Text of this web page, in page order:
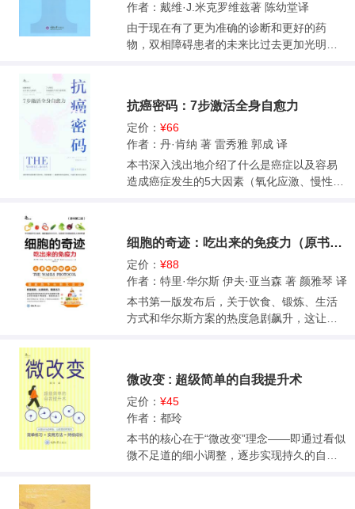
作者在哈佛医学院20余年的研究和临床实
践，形成了围绕认知行为疗法展开的六星期
失眠计划，通过认知重构、放松疗法等技巧
地知道为了战胜失眠，你需要做什么以及应
该如何去做。 本书将帮助你： 明白对睡眠的
焦虑和不良睡眠习惯是如何让你睡不着的？
了解常用安眠药的副作用以及如何有效地停
止或减少安眠药的服用； 改变有关睡眠的消
极想法，并建立促进睡眠的行为和生活方
作者：戴维·J.米克罗维兹著 陈幼堂译
由于现在有了更为准确的诊断和更好的药
物，双相障碍患者的未来比过去更加光明。
活中的许多障碍。 ●你如何能够区分双相障碍
的心境波动的预警征兆与心境正常的变化? ●
现在能够采用什么药物来进行治疗?它们有什
么样的副作用? ●当你发现自己的心境攀升至
躁狂阶段或滑落至抑郁阶段时，你应该采取
抗癌密码：7步激活全身自愈力
定价： ¥66
作者：丹·肯纳 著 雷秀雅 郭成 译
本书深入浅出地介绍了什么是癌症以及容易
造成癌症发生的5大因素（氧化应激、慢性炎
法，并分别从饮食调整、压力管理、运动及
服用补充剂（如草药、维生素）、身心调节
等7个方面来阐释。书中还包含具体的练习、
饮食计划和自我评估工具，可以直观有效地
帮助患者个性化地选择自己的辅助治疗方
细胞的奇迹：吃出来的免疫力（原书第二版）
定价： ¥88
作者：特里·华尔斯 伊夫·亚当森 著 颜雅琴 译
本书第一版发布后，关于饮食、锻炼、生活
方式和华尔斯方案的热度急剧飙升，这让很
其他选择。民众的需求让医生、科学家、媒
体和研究资助者都开始关注相关问题。很多
医生也将工作重点转移到在临床专业领域内
使用治疗性饮食和生活方式上。这一版本有
许多新的信息，包括新的科学发展、对旧概
微改变 : 超级简单的自我提升术
定价： ¥45
作者：都玲
本书的核心在于“微改变”理念——即通过看似
微不足道的细小调整，逐步实现持久的自我